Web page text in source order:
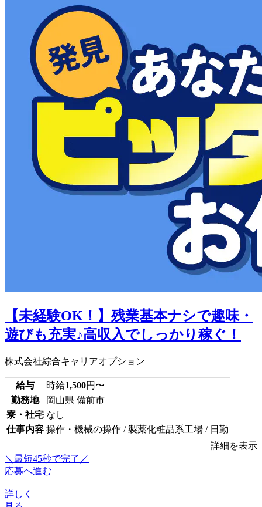
【未経験OK！】残業基本ナシで趣味・
遊びも充実♪高収入でしっかり稼ぐ！
株式会社綜合キャリアオプション
給与 時給1,500円〜
勤務地
岡山県 備前市
寮・社宅 なし
仕事内容 操作・機械の操作 / 製薬化粧品系工場 / 日勤
詳細を表示
＼最短45秒で完了／
応募へ進む
詳しく